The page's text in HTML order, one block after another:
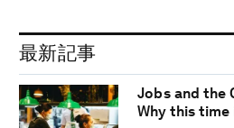
最新記事
Jobs and the
Why this